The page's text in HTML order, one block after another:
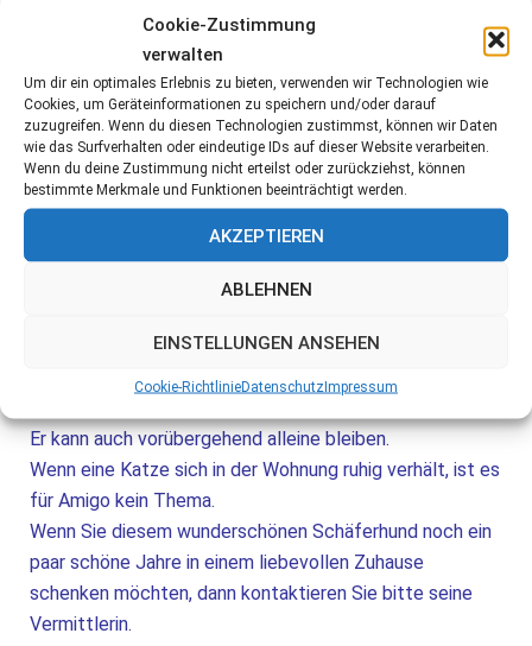
Cookie-Zustimmung
verwalten
Um dir ein optimales Erlebnis zu bieten, verwenden wir Technologien wie
Cookies, um Geräteinformationen zu speichern und/oder darauf
zuzugreifen. Wenn du diesen Technologien zustimmst, können wir Daten
wie das Surfverhalten oder eindeutige IDs auf dieser Website verarbeiten.
Wenn du deine Zustimmung nicht erteilst oder zurückziehst, können
bestimmte Merkmale und Funktionen beeinträchtigt werden.
AKZEPTIEREN
ABLEHNEN
EINSTELLUNGEN ANSEHEN
Cookie-RichtlinieDatenschutzImpressum
gesundheitlichen Gründen nicht für ihn sorgen kann.
Er ist freundlich und zutraulich zu Menschen, gleichgültig
gegenüber ruhigen Rüden, bevorzugt aber die
Gesellschaft von Hündinnen.
Amigo ist lebensfroh und liebt es spazieren zu gehen,
läuft schon ganz gut an der Leine, wobei die
abrufbar. Zuhause ist er sehr ruhig und entspannt, ist
Menschen gerne auf Schritt und Tritt. Er sucht die Nähe
des Menschen und möchte alles richtig machen. Daher
Er kann auch vorübergehend alleine bleiben.
Wenn eine Katze sich in der Wohnung ruhig verhält, ist es
für Amigo kein Thema.
Wenn Sie diesem wunderschönen Schäferhund noch ein
paar schöne Jahre in einem liebevollen Zuhause
schenken möchten, dann kontaktieren Sie bitte seine
Vermittlerin.